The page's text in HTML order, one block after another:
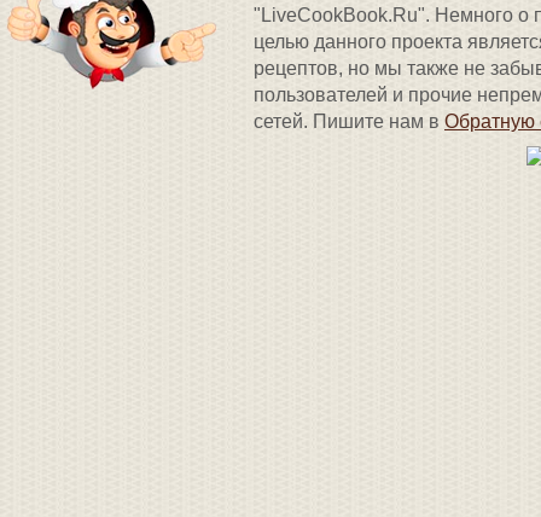
"LiveCookBook.Ru". Немного о
целью данного проекта
рецептов, но мы также не
пользователей и прочие
сетей. Пишите нам в Обратную